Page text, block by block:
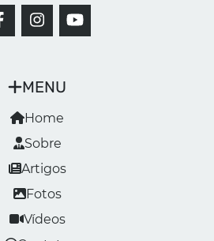
MENU
Home
Sobre
Artigos
Fotos
Vídeos